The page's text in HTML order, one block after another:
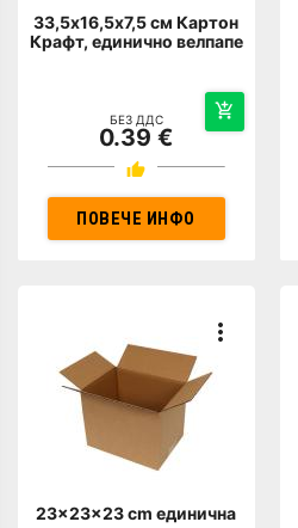
33,5х16,5х7,5 см Картон
Крафт, единично велпапе
БЕЗ ДДС
0.39 €
ПОВЕЧЕ ИНФО
23x23x23 cm единична